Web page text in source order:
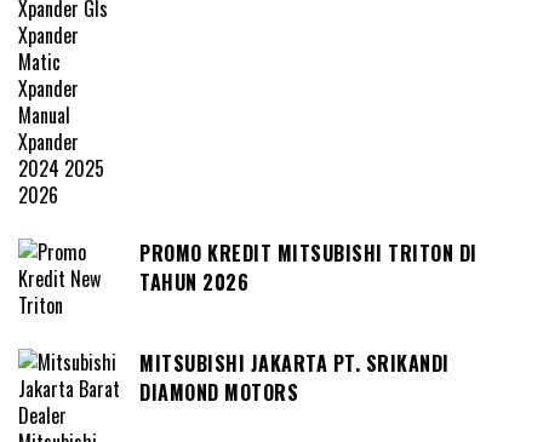
PROMO KREDIT MITSUBISHI TRITON DI
TAHUN 2026
MITSUBISHI JAKARTA PT. SRIKANDI
DIAMOND MOTORS